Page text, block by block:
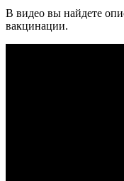
В видео вы найдете
вакцинации.